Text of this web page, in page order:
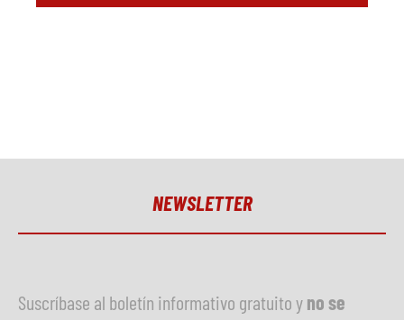
NEWSLETTER
Suscríbase al boletín informativo gratuito yno se